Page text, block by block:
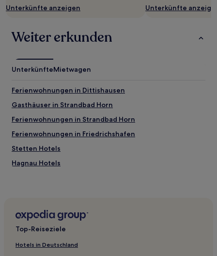
zusätzliche
Unterkünfte anzeigen
Unterkünfte
Weiter erkunden
UnterkünfteMietwagen
Ferienwohnungen in Dittishausen
Gasthäuser in Strandbad Horn
Ferienwohnungen in Strandbad Horn
Ferienwohnungen in Friedrichshafen
Stetten Hotels
Hagnau Hotels
Hotels nahe Bahnhof Friedrichshafen Hafen
Berg Hotels
Hotels nahe Universität Konstanz
Top-Reiseziele
Hotels in Deutschland